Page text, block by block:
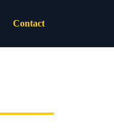
Contact